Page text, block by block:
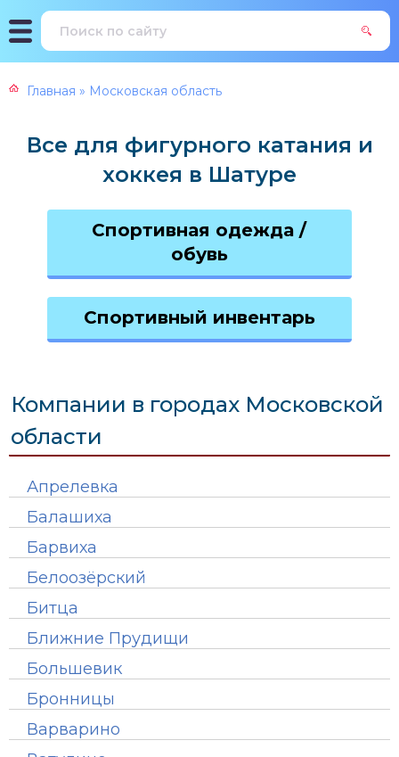
Главная » Московская область
Все для фигурного катания и
хоккея в Шатуре
Спортивная одежда /
обувь
Спортивный инвентарь
Компании в городах Московской
области
Апрелевка
Балашиха
Барвиха
Белоозёрский
Битца
Ближние Прудищи
Большевик
Бронницы
Варварино